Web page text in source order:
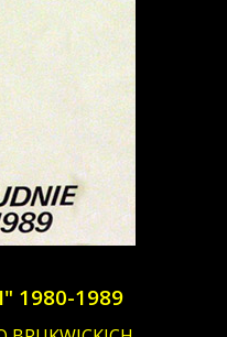
1980-1989